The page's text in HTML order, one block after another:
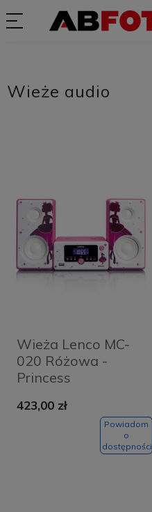
Wieże audio
Wieża Lenco MC-
020 Różowa -
Princess
423,00 zł
Powiadom
o
dostępności